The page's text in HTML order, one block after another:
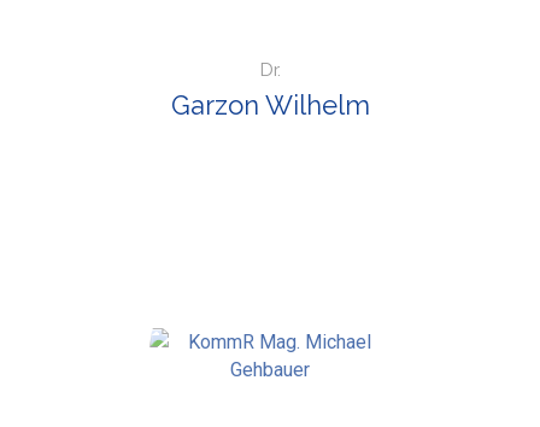
Dr.
Garzon Wilhelm